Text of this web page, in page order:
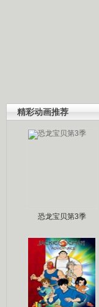
精彩动画推荐
恐龙宝贝第3季